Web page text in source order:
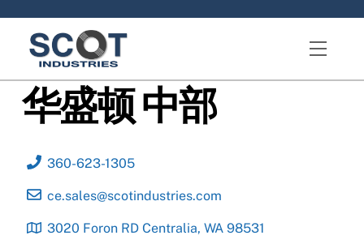
content
Menu
华盛顿 中部
360-623-1305
ce.sales@scotindustries.com
3020 Foron RD Centralia, WA 98531